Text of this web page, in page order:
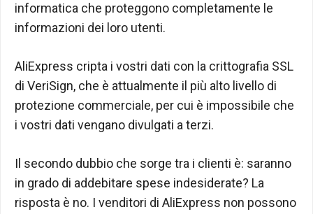
informatica che proteggono completamente le
informazioni dei loro utenti.
AliExpress cripta i vostri dati con la crittografia SSL
di VeriSign, che è attualmente il più alto livello di
protezione commerciale, per cui è impossibile che
i vostri dati vengano divulgati a terzi.
Il secondo dubbio che sorge tra i clienti è: saranno
in grado di addebitare spese indesiderate? La
risposta è no. I venditori di AliExpress non possono